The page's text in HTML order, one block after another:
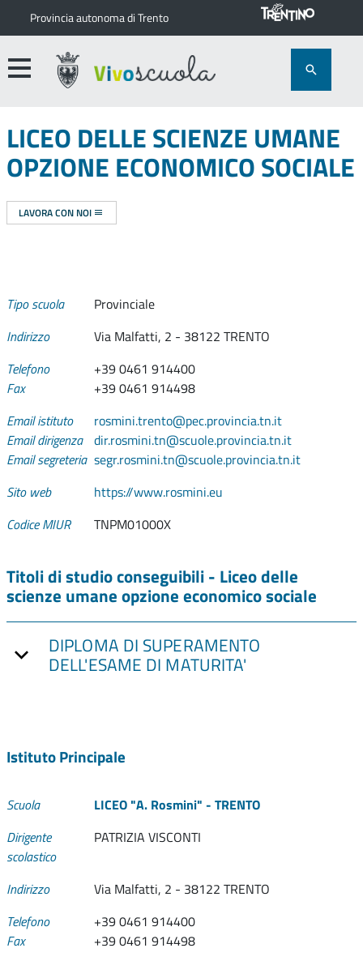
Provincia autonoma di Trento
LICEO DELLE SCIENZE UMANE
OPZIONE ECONOMICO SOCIALE
LAVORA CON NOI
Tipo scuola
Provinciale
Indirizzo
Via Malfatti, 2 - 38122 TRENTO
Telefono
+39 0461 914400
Fax
+39 0461 914498
Email istituto
rosmini.trento@pec.provincia.tn.it
Email dirigenza dir.rosmini.tn@scuole.provincia.tn.it
Email segreteria segr.rosmini.tn@scuole.provincia.tn.it
Sito web
https://www.rosmini.eu
Codice MIUR
TNPM01000X
Titoli di studio conseguibili - Liceo delle
scienze umane opzione economico sociale
DIPLOMA DI SUPERAMENTO
DELL'ESAME DI MATURITA'
Istituto Principale
Scuola
LICEO "A. Rosmini" - TRENTO
Dirigente
scolastico
PATRIZIA VISCONTI
Indirizzo
Via Malfatti, 2 - 38122 TRENTO
Telefono
+39 0461 914400
Fax
+39 0461 914498